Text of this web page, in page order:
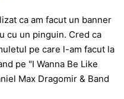
ca am facut un banner
cu un pinguin. Cred ca
pe care l-am facut la
pe "I Wanna Be Like
Max Dragomir & Band